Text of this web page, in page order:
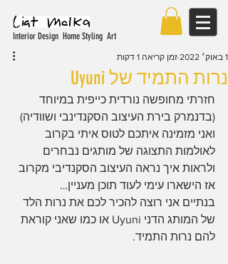
Interior Design Home Styling Art
נרות התמיד של Uyuni
1 באוק׳ 2022 זמן קריאה 1 דקות
חזרתי מחופשה נורדית כייפית במיוחד
(בדנמרק בירת העיצוב הסקנדינבי ושוודיה)
ואני מזמינה איתכם לטוס איתי בקרוב
לאולמות התצוגה של מותגים נבחרים
ולראות איך נראה העיצוב הסקנדיבי מקרוב
אז הישארו עימי לעוד תוכן מעניין…
בנתיים אני רוצה להכיר לכם את נרות הלד
של המותג הדני Uyuni או כמו שאני קוראת
להם נרות התמיד.